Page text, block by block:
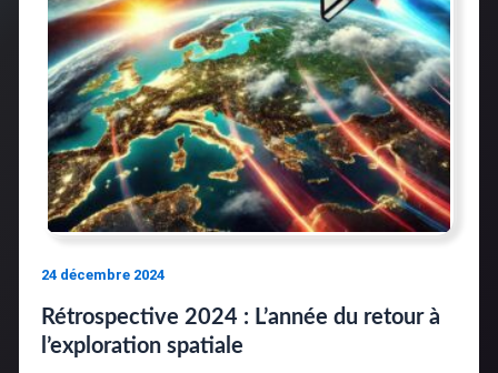
24 décembre 2024
Rétrospective 2024 : L’année du retour à
l’exploration spatiale